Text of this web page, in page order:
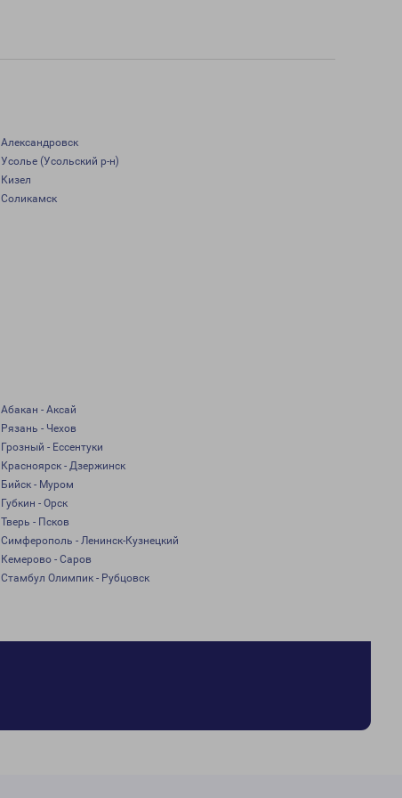
Александровск
Усолье (Усольский р-н)
Кизел
Соликамск
Абакан - Аксай
Рязань - Чехов
Грозный - Ессентуки
Красноярск - Дзержинск
Бийск - Муром
Губкин - Орск
Тверь - Псков
Симферополь - Ленинск-Кузнецкий
Кемерово - Саров
Стамбул Олимпик - Рубцовск